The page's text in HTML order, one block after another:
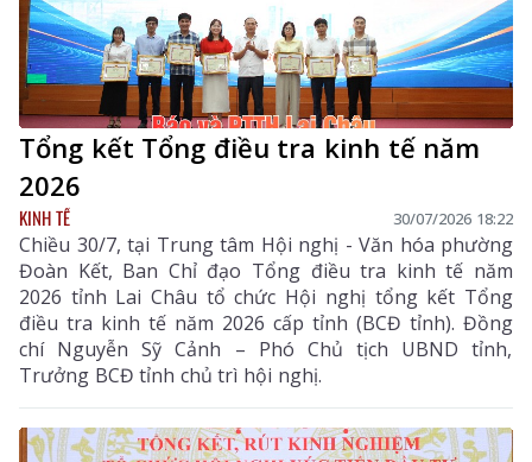
Tổng kết Tổng điều tra kinh tế năm
2026
KINH TẾ 30/07/2026 18:22
Chiều 30/7, tại Trung tâm Hội nghị - Văn hóa phường
Đoàn Kết, Ban Chỉ đạo Tổng điều tra kinh tế năm
2026 tỉnh Lai Châu tổ chức Hội nghị tổng kết Tổng
điều tra kinh tế năm 2026 cấp tỉnh (BCĐ tỉnh). Đồng
chí Nguyễn Sỹ Cảnh – Phó Chủ tịch UBND tỉnh,
Trưởng BCĐ tỉnh chủ trì hội nghị.